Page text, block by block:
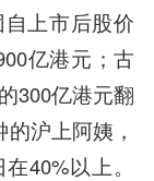
上市后股价
亿港元；古
300亿港元翻
沪上阿姨，
40%以上。